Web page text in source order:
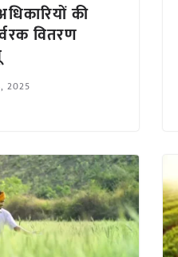
की
वितरण
2025